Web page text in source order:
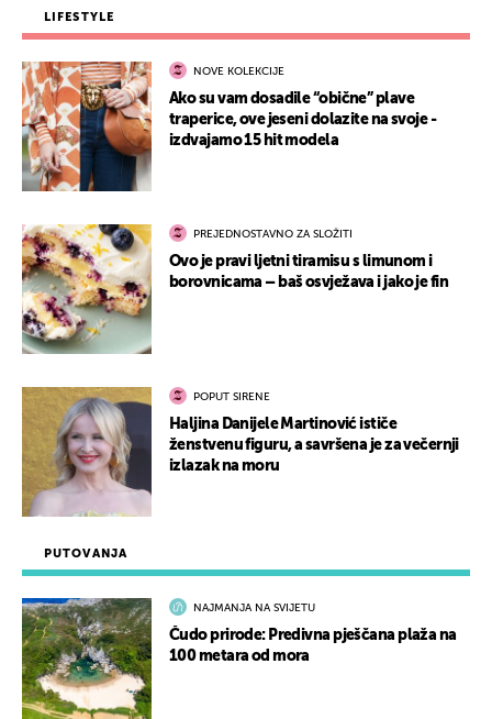
PUTOVANJA
NAJMANJA NA SVIJETU
Čudo prirode: Predivna pješčana plaža na
100 metara od mora
LIFESTYLE
NOVE KOLEKCIJE
Ako su vam dosadile “obične” plave
traperice, ove jeseni dolazite na svoje -
izdvajamo 15 hit modela
PREJEDNOSTAVNO ZA SLOŽITI
Ovo je pravi ljetni tiramisu s limunom i
borovnicama – baš osvježava i jako je fin
POPUT SIRENE
Haljina Danijele Martinović ističe
ženstvenu figuru, a savršena je za večernji
izlazak na moru